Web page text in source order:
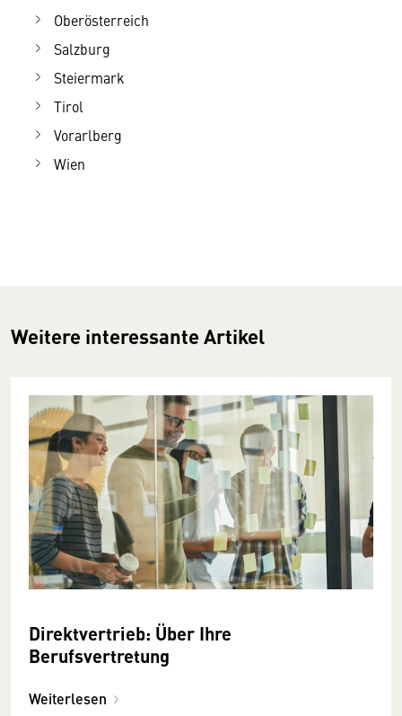
Oberösterreich
Salzburg
Steiermark
Tirol
Vorarlberg
Wien
Weitere interessante Artikel
Direktvertrieb: Über Ihre
Berufsvertretung
Weiterlesen